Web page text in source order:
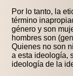
Por lo tanto, la
término
género y son
hombres son
Quienes no son
a esta ideología,
ideología de la